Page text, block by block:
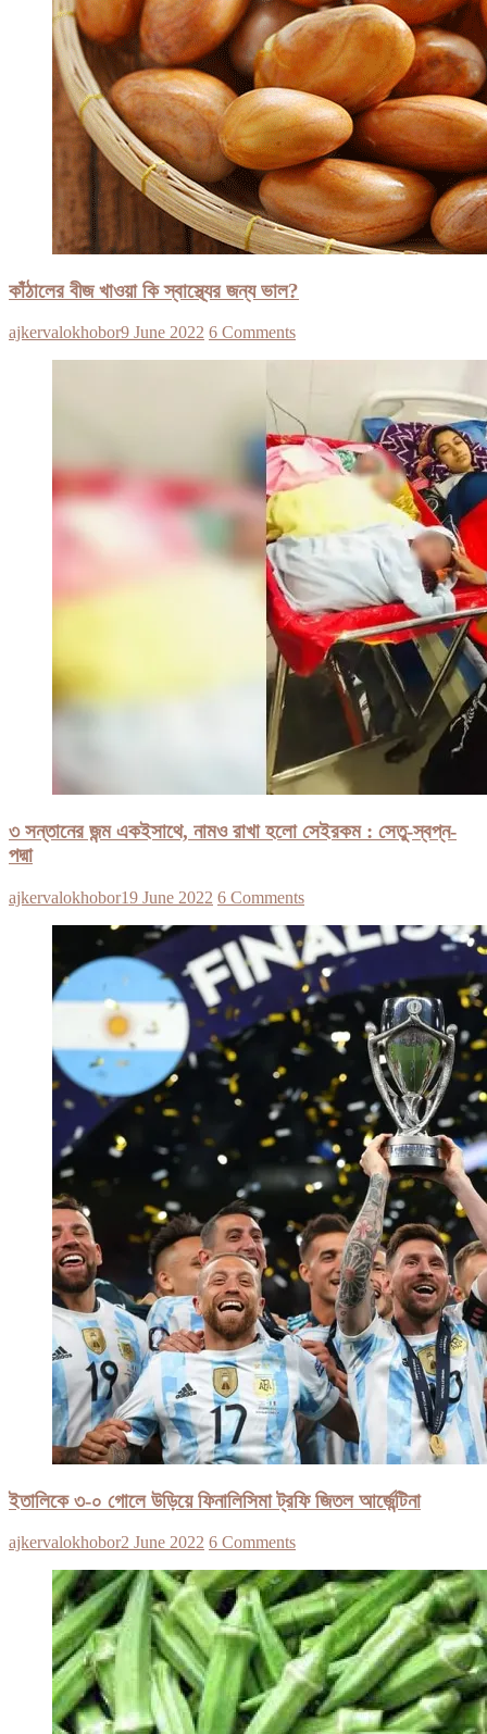
কাঁঠালের বীজ খাওয়া কি স্বাস্থ্যের জন্য ভাল?
ajkervalokhobor9 June 2022 6 Comments
৩ সন্তানের জন্ম একইসাথে, নামও রাখা হলো সেইরকম : সেতু-স্বপ্ন-
পদ্মা
ajkervalokhobor19 June 2022 6 Comments
ইতালিকে ৩-০ গোলে উড়িয়ে ফিনালিসিমা ট্রফি জিতল আর্জেন্টিনা
ajkervalokhobor2 June 2022 6 Comments